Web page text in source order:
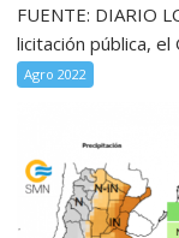
FUENTE: DIARIO
licitación pública,
Agro 2022